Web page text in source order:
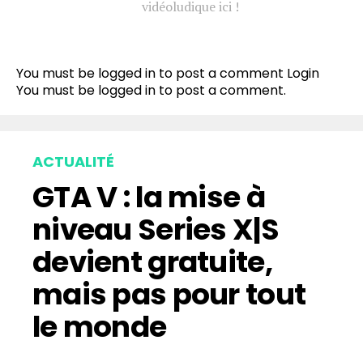
vidéoludique ici !
You must be logged in to post a comment Login
You must be logged in to post a comment.
ACTUALITÉ
GTA V : la mise à
niveau Series X|S
devient gratuite,
mais pas pour tout
le monde